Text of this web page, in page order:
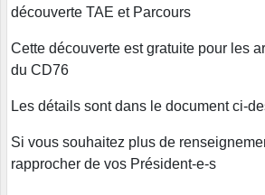
découverte TAE et Parcours
Cette découverte est gratuite pour les
du CD76
Les détails sont dans le document ci-
Si vous souhaitez plus de
rapprocher de vos Président-e-s